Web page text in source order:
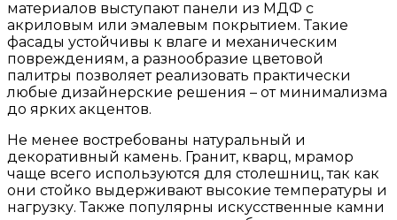
материалов выступают панели из МДФ с
акриловым или эмалевым покрытием. Такие
фасады устойчивы к влаге и механическим
повреждениям, а разнообразие цветовой
палитры позволяет реализовать практически
любые дизайнерские решения – от минимализма
до ярких акцентов.
Не менее востребованы натуральный и
декоративный камень. Гранит, кварц, мрамор
чаще всего используются для столешниц, так как
они стойко выдерживают высокие температуры и
нагрузку. Также популярны искусственные камни